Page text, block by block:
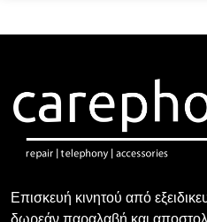
Επισκευή κινητού από